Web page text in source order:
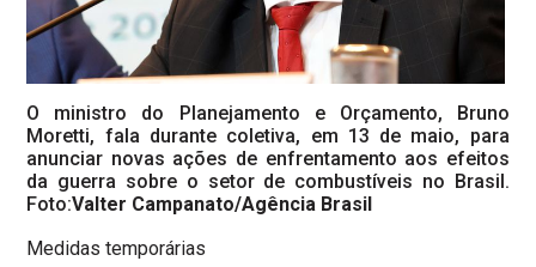
O ministro do Planejamento e Orçamento, Bruno
Moretti, fala durante coletiva, em 13 de maio, para
anunciar novas ações de enfrentamento aos efeitos
da guerra sobre o setor de combustíveis no Brasil.
Foto:Valter Campanato/Agência Brasil
Medidas temporárias